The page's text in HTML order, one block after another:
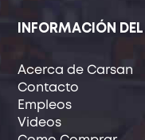
INFORMACIÓN
Acerca de Carsan
Contacto
Empleos
Videos